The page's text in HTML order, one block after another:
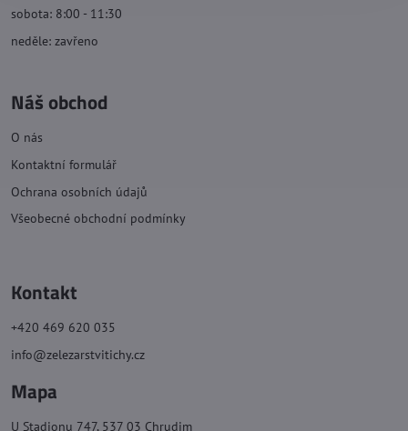
sobota: 8:00 - 11:30
neděle: zavřeno
Náš obchod
O nás
Kontaktní formulář
Ochrana osobních údajů
Všeobecné obchodní podmínky
Kontakt
+420 469 620 035
info@zelezarstvitichy.cz
Mapa
U Stadionu 747, 537 03 Chrudim